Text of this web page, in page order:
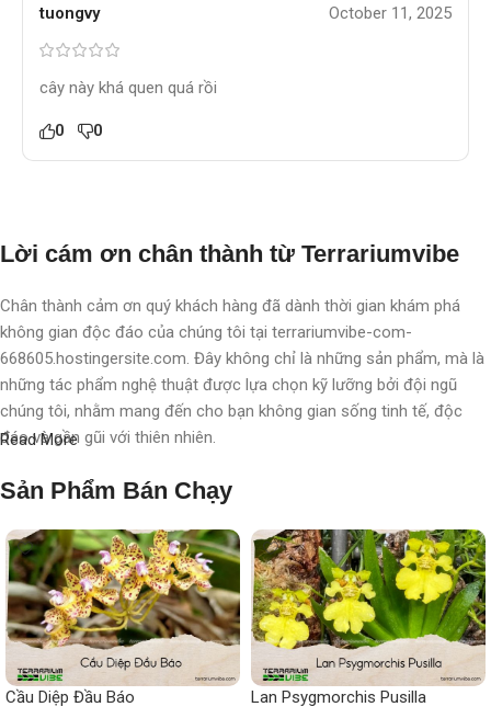
tuongvy October 11, 2025
cây này khá quen quá rồi
0 0
Lời cám ơn chân thành từ Terrariumvibe
Chân thành cảm ơn quý khách hàng đã dành thời gian khám phá
không gian độc đáo của chúng tôi tại terrariumvibe-com-
668605.hostingersite.com. Đây không chỉ là những sản phẩm, mà là
những tác phẩm nghệ thuật được lựa chọn kỹ lưỡng bởi đội ngũ
chúng tôi, nhằm mang đến cho bạn không gian sống tinh tế, độc
đáo và gần gũi với thiên nhiên.
Với chúng tôi, terrarium không chỉ là nghệ thuật, mà còn là một triết
chúng tôi chăm chút, chắp cánh cho từng không gian, từng cá nhân.
Mỗi sản phẩm không chỉ là một vật trang trí, mà còn là một hành
trình khám phá thiên nhiên tinh tế được thể hiện qua từng chi tiết
nhỏ.
Mong muốn nhỏ nhoi
Read More
Sản Phẩm Bán Chạy
Cầu Diệp Đầu Báo Lan Psygmorchis Pusilla